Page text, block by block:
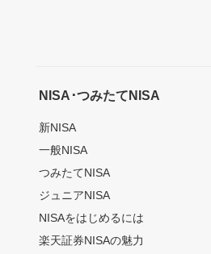
NISA･つみたてNISA
新NISA
一般NISA
つみたてNISA
ジュニアNISA
NISAをはじめるには
楽天証券NISAの魅力